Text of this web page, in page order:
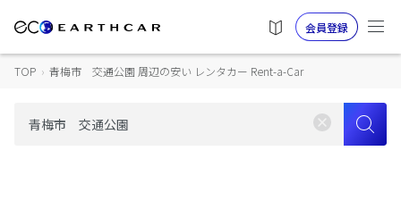
会員登録
TOP › 青梅市 交通公園 周辺の安い レンタカー Rent-a-Car